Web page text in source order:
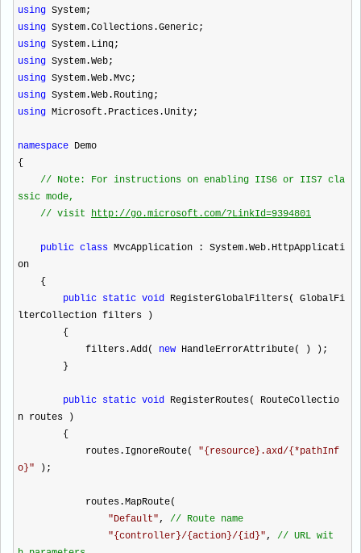
using System;
using System.Collections.Generic;
using System.Linq;
using System.Web;
using System.Web.Mvc;
using System.Web.Routing;
using Microsoft.Practices.Unity;
namespace Demo
{
// Note: For instructions on enabling IIS6 or IIS7 cla
ssic mode,
// visit http://go.microsoft.com/?LinkId=9394801
public class MvcApplication : System.Web.HttpApplicati
on
{
public static void RegisterGlobalFilters( GlobalFi
lterCollection filters )
{
filters.Add( new HandleErrorAttribute( ) );
}
public static void RegisterRoutes( RouteCollectio
n routes )
{
routes.IgnoreRoute( "{resource}.axd/{*pathInf
o}" );
routes.MapRoute(
"Default", // Route name
"{controller}/{action}/{id}", // URL wit